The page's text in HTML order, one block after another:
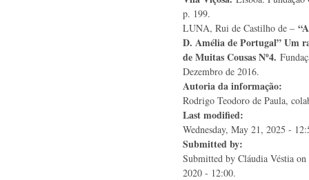
p. 199.
LUNA, Rui de Castilho de –
D. Amélia de Portugal” Um
de Muitas Cousas Nº4.
Dezembro de 2016.
Autoria da informação:
Rodrigo Teodoro de Paula,
Last modified:
Wednesday, May 21, 2025 -
Submitted by:
Submitted by Cláudia Véstia on
2020 - 12:00.